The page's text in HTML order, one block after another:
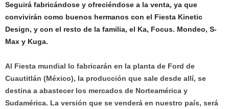
Seguirá fabricándose y ofreciéndose a la venta, ya que
convivirán como buenos hermanos con el Fiesta Kinetic
Design, y con el resto de la familia, el Ka, Focus. Mondeo, S-
Max y Kuga.
Al Fiesta mundial lo fabricarán en la planta de Ford de
Cuautitlán (México), la producción que sale desde allí, se
destina a abastecer los mercados de Norteamérica y
Sudamérica. La versión que se venderá en nuestro país, será